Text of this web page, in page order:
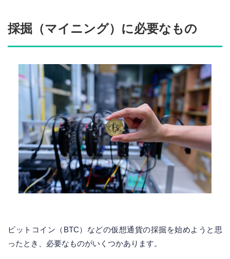
採掘（マイニング）に必要なもの
ビットコイン（BTC）などの仮想通貨の採掘を始めようと思
ったとき、必要なものがいくつかあります。